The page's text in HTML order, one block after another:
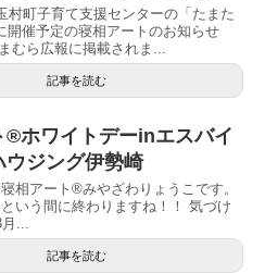
村町子育て支援センターの「たまた
開催予定の寝相アートのお知らせ
むら広報に掲載されま...
記事を読む
®︎ホワイトデーinエスバイ
ウジング伊勢崎
相アート®︎みやざわりょうこです。
いう間に終わりますね！！ 気づけ
...
記事を読む